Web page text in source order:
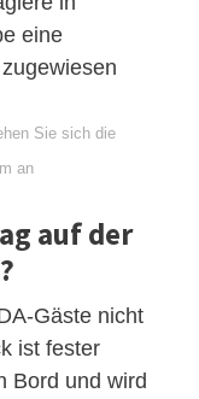
eine
Sie sich die
an
auf der
Gäste nicht
ist fester
Bord und wird